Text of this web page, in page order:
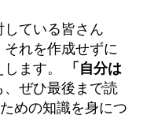
ている皆さん
れを作成せずに
ます。
「自分は
、ぜひ最後まで読
めの知識を身につ